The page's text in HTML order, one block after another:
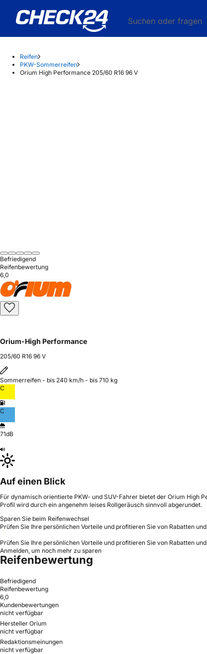
Suchen oder fragen
Reifen
PKW-Sommerreifen
Orium High Performance 205/60 R16 96 V
Befriedigend
Reifenbewertung
6,0
Orium-High Performance
205/60 R16 96 V
Sommerreifen - bis 240 km/h - bis 710 kg
C
C
71dB
Auf einen Blick
Für dynamisch orientierte PKW- und SUV-Fahrer bietet der Orium High
Profil wird durch ein angenehm leises Rollgeräusch sinnvoll abgerundet.
Sparen Sie beim Reifenwechsel
Prüfen Sie Ihre persönlichen Vorteile und profitieren Sie von Rabatten
Prüfen Sie Ihre persönlichen Vorteile und profitieren Sie von Rabatten
Anmelden, um noch mehr zu sparen
Reifenbewertung
Befriedigend
Reifenbewertung
6,0
Kundenbewertungen
nicht verfügbar
Hersteller Orium
nicht verfügbar
Redaktionsmeinungen
nicht verfügbar